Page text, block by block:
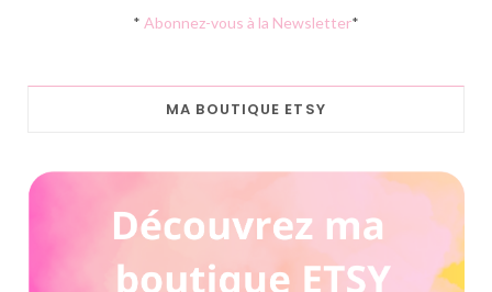
* Abonnez-vous à la Newsletter*
MA BOUTIQUE ETSY